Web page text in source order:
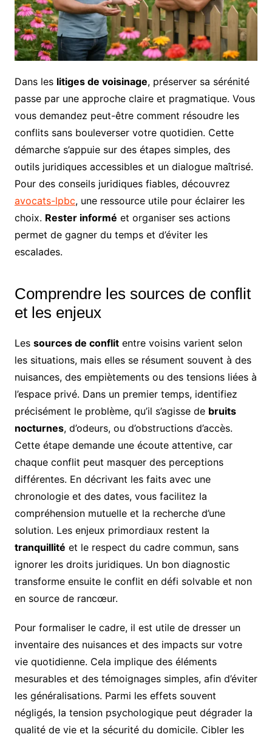
Dans les litiges de voisinage, préserver sa sérénité
passe par une approche claire et pragmatique. Vous
vous demandez peut-être comment résoudre les
conflits sans bouleverser votre quotidien. Cette
démarche s’appuie sur des étapes simples, des
outils juridiques accessibles et un dialogue maîtrisé.
Pour des conseils juridiques fiables, découvrez
avocats-lpbc, une ressource utile pour éclairer les
choix. Rester informé et organiser ses actions
permet de gagner du temps et d’éviter les
escalades.
Comprendre les sources de conflit
et les enjeux
Les sources de conflitentre voisins varient selon
les situations, mais elles se résument souvent à des
nuisances, des empiètements ou des tensions liées à
l’espace privé. Dans un premier temps, identifiez
précisément le problème, qu’il s’agisse de bruits
nocturnes, d’odeurs, ou d’obstructions d’accès.
Cette étape demande une écoute attentive, car
chaque conflit peut masquer des perceptions
différentes. En décrivant les faits avec une
chronologie et des dates, vous facilitez la
compréhension mutuelle et la recherche d’une
solution. Les enjeux primordiaux restent la
tranquillité et le respect du cadre commun, sans
ignorer les droits juridiques. Un bon diagnostic
transforme ensuite le conflit en défi solvable et non
en source de rancœur.
Pour formaliser le cadre, il est utile de dresser un
inventaire des nuisances et des impacts sur votre
vie quotidienne. Cela implique des éléments
mesurables et des témoignages simples, afin d’éviter
les généralisations. Parmi les effets souvent
négligés, la tension psychologique peut dégrader la
qualité de vie et la sécurité du domicile. Cibler les